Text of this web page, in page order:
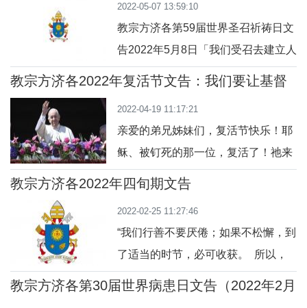
2022-05-07 13:59:10
教宗方济各第59届世界圣召祈祷日文
告2022年5月8日「我们受召去建立人
类大家庭」亲爱的弟兄姊妹们：在这
风仍然吹拂着，非黑即白的现象又屡
见不鲜，而我们作为教会，已开启了
共议性的历程：意识到同道偕行的迫
切性，并藉此一同培养出聆听、参与
善心男女作出
教宗方济各2022年复活节文告：我们要让基督
的和平得胜！
2022-04-19 11:17:21
亲爱的弟兄姊妹们，复活节快乐！耶
稣、被钉死的那一位，复活了！祂来
到哀悼祂的人中间──他们门户都关
中间对他们说：「愿你们平安!」（若
二十19）。祂把手脚和肋膀的创伤指
给他们看：那不是鬼魂，那就是祂，
是同一个耶稣──死在十字架上和被埋
教宗方济各2022年四旬期文告
2022-02-25 11:27:46
“我们行善不要厌倦；如果不松懈，到
了适当的时节，必可收获。 所以，
我们一有机会，就应向众人行
教宗方济各第30届世界病患日文告（2022年2月